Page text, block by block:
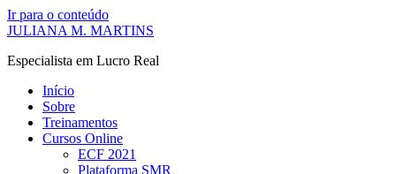
Ir para o conteúdo
JULIANA M. MARTINS
Especialista em Lucro Real
Início
Sobre
Treinamentos
Cursos Online
ECF 2021
Plataforma SMR